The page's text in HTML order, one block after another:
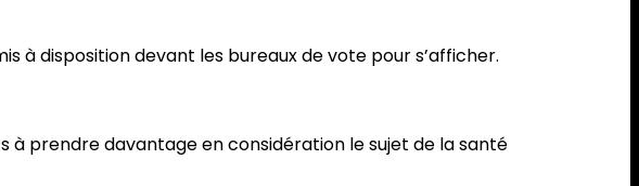
à disposition devant les bureaux de vote pour s’afficher.
à prendre davantage en considération le sujet de la santé